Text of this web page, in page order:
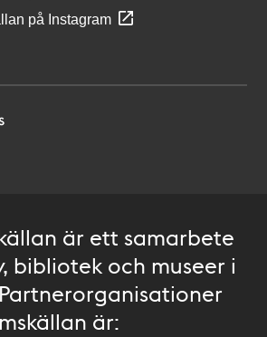
på Instagram
är ett samarbete
bibliotek och museer i
är: